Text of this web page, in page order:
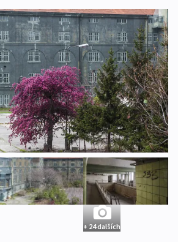
+ 24 dalších